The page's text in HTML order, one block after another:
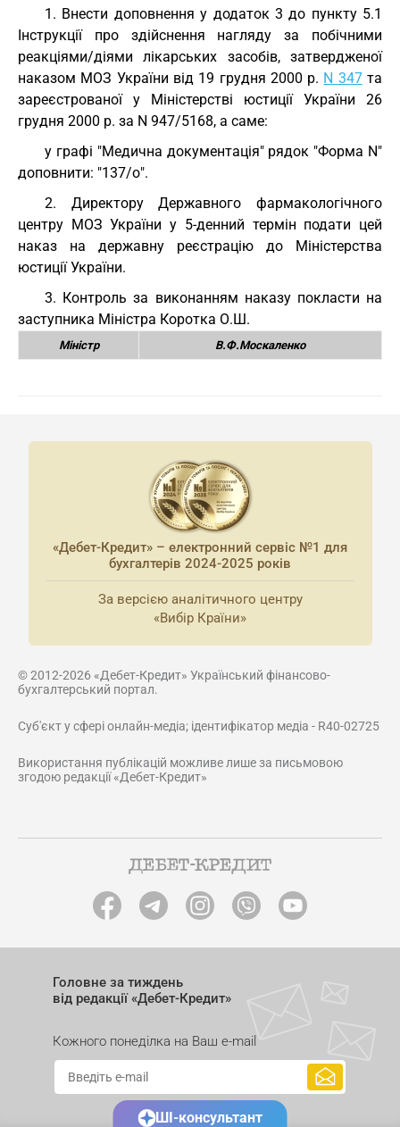
1. Внести доповнення у додаток 3 до пункту 5.1
Інструкції про здійснення нагляду за побічними
реакціями/діями лікарських засобів, затвердженої
наказом МОЗ України від 19 грудня 2000 р. N 347та
зареєстрованої у Міністерстві юстиції України 26
грудня 2000 р. за N 947/5168, а саме:
у графі "Медична документація" рядок "Форма N"
доповнити: "137/о".
2. Директору Державного фармакологічного
центру МОЗ України у 5-денний термін подати цей
наказ на державну реєстрацію до Міністерства
юстиції України.
3. Контроль за виконанням наказу покласти на
заступника Міністра Коротка О.Ш.
Міністр В.Ф.Москаленко
«Дебет-Кредит» – електронний сервіс №1 для
бухгалтерів 2024-2025 років
За версією аналітичного центру
«Вибір Країни»
© 2012-2026 «Дебет-Кредит» Український фінансово-
бухгалтерський портал.
Суб'єкт у сфері онлайн-медіа; ідентифікатор медіа - R40-02725
Використання публікацій можливе лише за письмовою
згодою редакції «Дебет-Кредит»
Головне за тиждень
від редакції «Дебет-Кредит»
Кожного понеділка на Ваш e-mail
ШІ-консультант